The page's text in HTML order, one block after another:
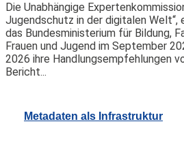
Die Unabhängige
Jugendschutz in der digitalen Welt“,
das Bundesministerium für Bildung,
Frauen und Jugend im September
2026 ihre Handlungsempfehlungen
Bericht...
Metadaten als Infrastruktur